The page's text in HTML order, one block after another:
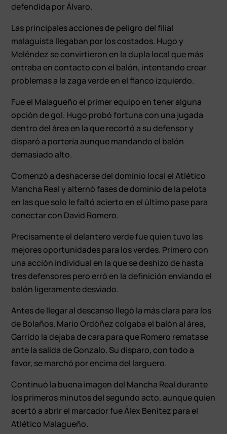
defendida por Álvaro.
Las principales acciones de peligro del filial
malaguista llegaban por los costados. Hugo y
Meléndez se convirtieron en la dupla local que más
entraba en contacto con el balón, intentando crear
problemas a la zaga verde en el flanco izquierdo.
Fue el Malagueño el primer equipo en tener alguna
opción de gol. Hugo probó fortuna con una jugada
dentro del área en la que recortó a su defensor y
disparó a portería aunque mandando el balón
demasiado alto.
Comenzó a deshacerse del dominio local el Atlético
Mancha Real y alternó fases de dominio de la pelota
en las que solo le faltó acierto en el último pase para
conectar con David Romero.
Precisamente el delantero verde fue quien tuvo las
mejores oportunidades para los verdes. Primero con
una acción individual en la que se deshizo de hasta
tres defensores pero erró en la definición enviando el
balón ligeramente desviado.
Antes de llegar al descanso llegó la más clara para los
de Bolaños. Mario Ordóñez colgaba el balón al área,
Garrido la dejaba de cara para que Romero rematase
ante la salida de Gonzalo. Su disparo, con todo a
favor, se marchó por encima del larguero.
Continuó la buena imagen del Mancha Real durante
los primeros minutos del segundo acto, aunque quien
acertó a abrir el marcador fue Álex Benítez para el
Atlético Malagueño.